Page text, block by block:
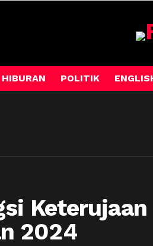
HIBURAN POLITIK
Keterujaan
2024